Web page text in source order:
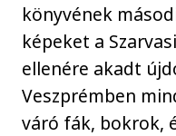
könyvének
képeket a
ellenére akadt
Veszprémben
váró fák, bokrok,